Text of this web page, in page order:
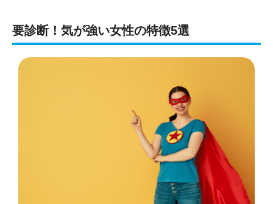
要診断！気が強い女性の特徴5選